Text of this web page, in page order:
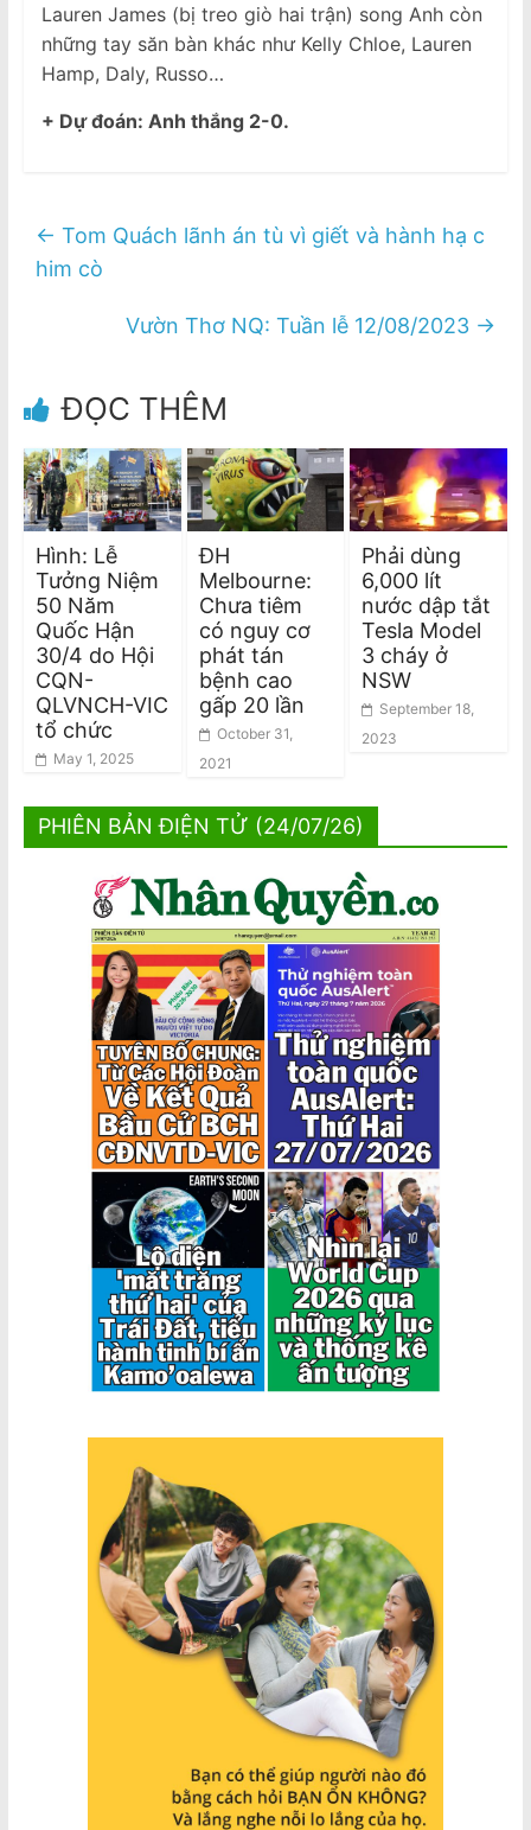
Lauren James (bị treo giò hai trận) song Anh còn
những tay săn bàn khác như Kelly Chloe, Lauren
Hamp, Daly, Russo…
+ Dự đoán: Anh thắng 2-0.
← Tom Quách lãnh án tù vì giết và hành hạ c
him cò
Vườn Thơ NQ: Tuần lễ 12/08/2023 →
ĐỌC THÊM
Hình: Lễ
Tưởng Niệm
50 Năm
Quốc Hận
30/4 do Hội
CQN-
QLVNCH-VIC
tổ chức
May 1, 2025
ĐH
Melbourne:
Chưa tiêm
có nguy cơ
phát tán
bệnh cao
gấp 20 lần
October 31,
2021
Phải dùng
6,000 lít
nước dập tắt
Tesla Model
3 cháy ở
NSW
September 18,
2023
PHIÊN BẢN ĐIỆN TỬ (24/07/26)